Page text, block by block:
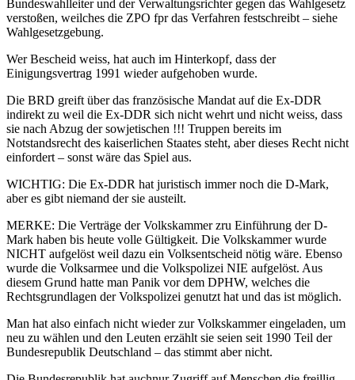
Bundeswahlleiter und der Verwaltungsrichter gegen das Wahlgesetz
verstoßen, weilches die ZPO fpr das Verfahren festschreibt – siehe
Wahlgesetzgebung.
Wer Bescheid weiss, hat auch im Hinterkopf, dass der
Einigungsvertrag 1991 wieder aufgehoben wurde.
Die BRD greift über das französische Mandat auf die Ex-DDR
indirekt zu weil die Ex-DDR sich nicht wehrt und nicht weiss, dass
sie nach Abzug der sowjetischen !!! Truppen bereits im
Notstandsrecht des kaiserlichen Staates steht, aber dieses Recht nicht
einfordert – sonst wäre das Spiel aus.
WICHTIG: Die Ex-DDR hat juristisch immer noch die D-Mark,
aber es gibt niemand der sie austeilt.
MERKE: Die Verträge der Volkskammer zru Einführung der D-
Mark haben bis heute volle Gültigkeit. Die Volkskammer wurde
NICHT aufgelöst weil dazu ein Volksentscheid nötig wäre. Ebenso
wurde die Volksarmee und die Volkspolizei NIE aufgelöst. Aus
diesem Grund hatte man Panik vor dem DPHW, welches die
Rechtsgrundlagen der Volkspolizei genutzt hat und das ist möglich.
Man hat also einfach nicht wieder zur Volkskammer eingeladen, um
neu zu wählen und den Leuten erzählt sie seien seit 1990 Teil der
Bundesrepublik Deutschland – das stimmt aber nicht.